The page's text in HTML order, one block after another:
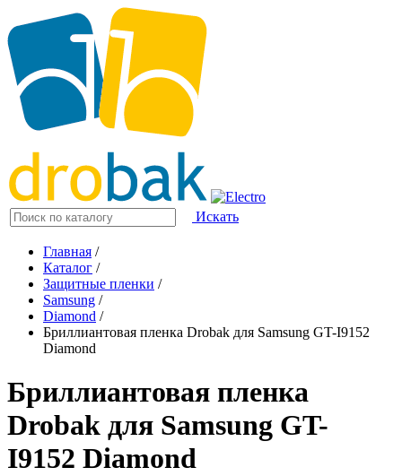
Искать
Главная /
Каталог /
Защитные пленки /
Samsung /
Diamond /
Бриллиантовая пленка Drobak для Samsung GT-I9152
Diamond
Бриллиантовая пленка
Drobak для Samsung GT-
I9152 Diamond